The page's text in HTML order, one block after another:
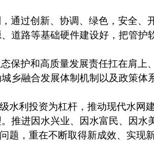
通过创新、协调、绿色，安全
道路等基础硬件建设好，把管护
保护和高质量发展责任扛在肩
乡融合发展体制机制以及政策体
水利投资为杠杆，推动现代水网
推进因水兴业、因水富民、因水
题，重在不断取得新成效、实现